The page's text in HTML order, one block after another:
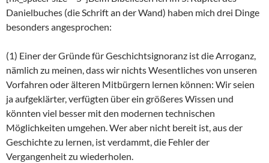
Danielbuches (die Schrift an der Wand) haben mich drei Dinge
besonders angesprochen:
(1) Einer der Gründe für Geschichtsignoranz ist die Arroganz,
nämlich zu meinen, dass wir nichts Wesentliches von unseren
Vorfahren oder älteren Mitbürgern lernen können: Wir seien
ja aufgeklärter, verfügten über ein größeres Wissen und
könnten viel besser mit den modernen technischen
Möglichkeiten umgehen. Wer aber nicht bereit ist, aus der
Geschichte zu lernen, ist verdammt, die Fehler der
Vergangenheit zu wiederholen.